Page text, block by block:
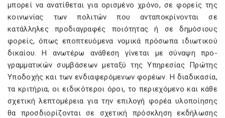
μπορεί να ανατίθεται για ορισμένο χρόνο, σε φορείς της
κοινωνίας των πολιτών που ανταποκρίνονται σε
κατάλληλες προδιαγραφές ποιότητας ή σε δημόσιους
φορείς, όπως εποπτευόμενα νομικά πρόσωπα ιδιωτικού
δικαίου. Η ανωτέρω ανάθεση γίνεται με σύναψη προ-
γραμματικών συμβάσεων μεταξύ της Υπηρεσίας Πρώτης
Υποδοχής και των ενδιαφερόμενων φορέων. Η διαδικασία,
τα κριτήρια, οι ειδικότεροι όροι, το περιεχόμενο και κάθε
σχετική λεπτομέρεια για την επιλογή φορέα υλοποίησης
θα προσδιορίζονται σε σχετική πρόσκληση εκδήλωσης